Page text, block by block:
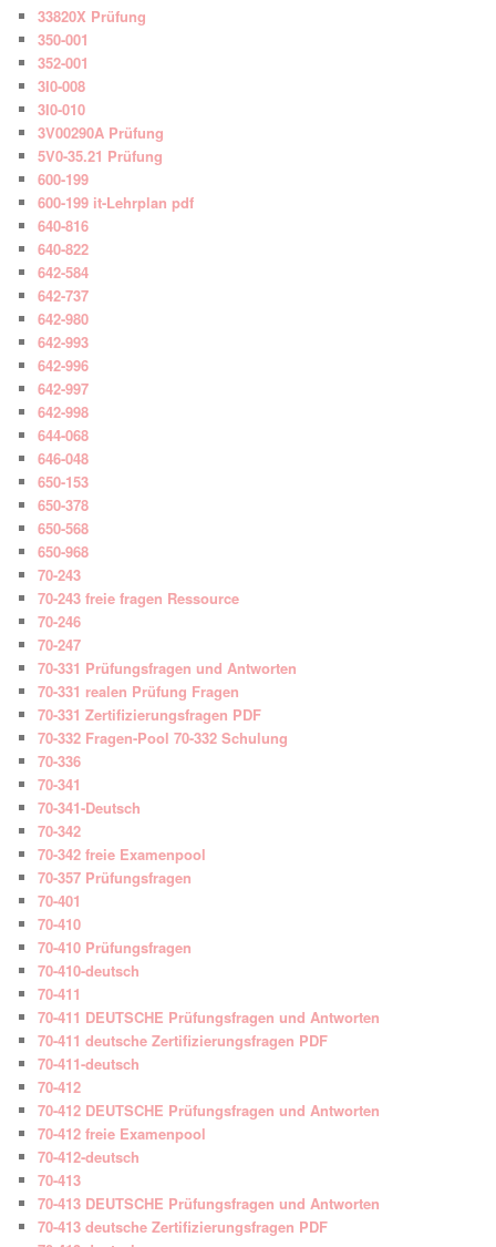
33820X Prüfung
350-001
352-001
3I0-008
3I0-010
3V00290A Prüfung
5V0-35.21 Prüfung
600-199
600-199 it-Lehrplan pdf
640-816
640-822
642-584
642-737
642-980
642-993
642-996
642-997
642-998
644-068
646-048
650-153
650-378
650-568
650-968
70-243
70-243 freie fragen Ressource
70-246
70-247
70-331 Prüfungsfragen und Antworten
70-331 realen Prüfung Fragen
70-331 Zertifizierungsfragen PDF
70-332 Fragen-Pool 70-332 Schulung
70-336
70-341
70-341-Deutsch
70-342
70-342 freie Examenpool
70-357 Prüfungsfragen
70-401
70-410
70-410 Prüfungsfragen
70-410-deutsch
70-411
70-411 DEUTSCHE Prüfungsfragen und Antworten
70-411 deutsche Zertifizierungsfragen PDF
70-411-deutsch
70-412
70-412 DEUTSCHE Prüfungsfragen und Antworten
70-412 freie Examenpool
70-412-deutsch
70-413
70-413 DEUTSCHE Prüfungsfragen und Antworten
70-413 deutsche Zertifizierungsfragen PDF